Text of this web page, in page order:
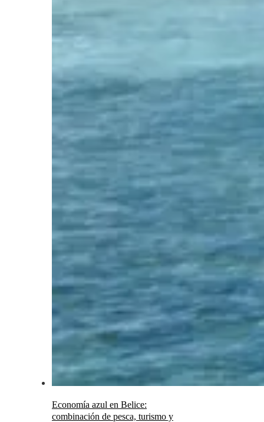
Economía azul en Belice:
combinación de pesca, turismo y